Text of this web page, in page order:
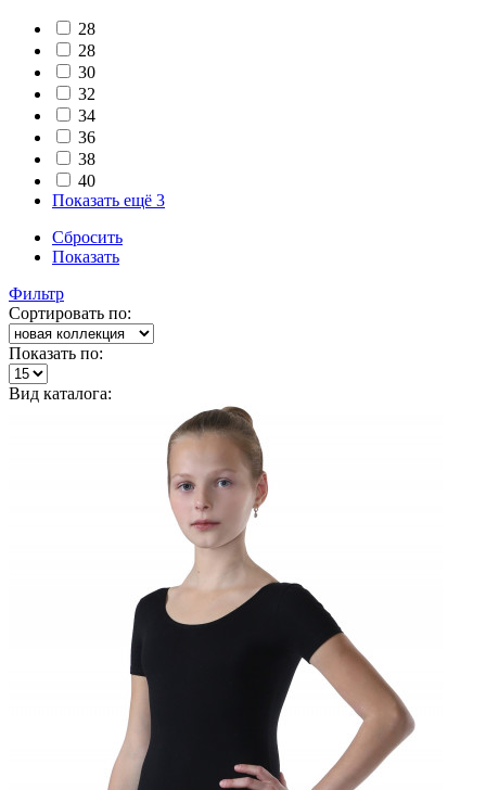
28
28
30
32
34
36
38
40
Показать ещё 3
Сбросить
Показать
Фильтр
Сортировать по:
Показать по:
Вид каталога: